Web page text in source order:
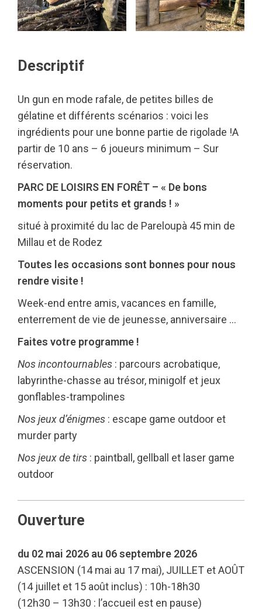
Descriptif
Un gun en mode rafale, de petites billes de
gélatine et différents scénarios : voici les
ingrédients pour une bonne partie de rigolade !A
partir de 10 ans – 6 joueurs minimum – Sur
réservation.
PARC DE LOISIRS EN FORÊT – « De bons
moments pour petits et grands ! »
situé à proximité du lac de Pareloupà 45 min de
Millau et de Rodez
Toutes les occasions sont bonnes pour nous
rendre visite !
Week-end entre amis, vacances en famille,
enterrement de vie de jeunesse, anniversaire …
Faites votre programme !
Nos incontournables : parcours acrobatique,
labyrinthe-chasse au trésor, minigolf et jeux
gonflables-trampolines
Nos jeux d’énigmes : escape game outdoor et
murder party
Nos jeux de tirs : paintball, gellball et laser game
outdoor
Ouverture
du 02 mai 2026 au 06 septembre 2026
ASCENSION (14 mai au 17 mai), JUILLET et AOÛT
(14 juillet et 15 août inclus) : 10h-18h30
(12h30 – 13h30 : l’accueil est en pause)